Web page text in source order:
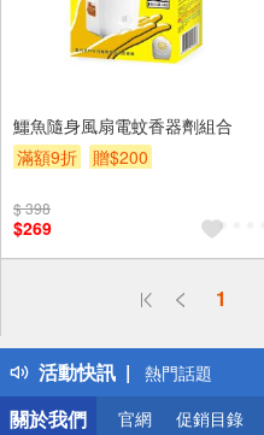
鱷魚隨身風扇電蚊香器劑組合
滿額9折
贈$200
$ 398
$269
1
活動快訊
偏遠地區配送
得獎公告
熱門話題
銀行優惠
偏遠地區配送
關於我們
官網 促銷目錄